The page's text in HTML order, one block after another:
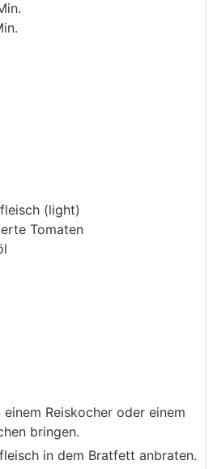
(light)
Tomaten
einem Reiskocher oder einem
bringen.
in dem Bratfett anbraten.